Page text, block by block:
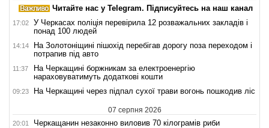
Читайте нас у Telegram. Підписуйтесь на наш канал
17:02
У Черкасах поліція перевірила 12 розважальних закладів і
понад 100 людей
14:14
На Золотоніщині пішохід перебігав дорогу поза переходом і
потрапив під авто
11:37
На Черкащині боржникам за електроенергію
нараховуватимуть додаткові кошти
09:23 На Черкащині через підпал сухої трави вогонь пошкодив ліс
07 серпня 2026
20:01 Черкащанин незаконно виловив 70 кілограмів риби